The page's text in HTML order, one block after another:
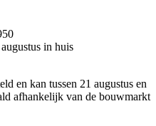
in huis
en kan tussen 21 augustus en
afhankelijk van de bouwmarkt